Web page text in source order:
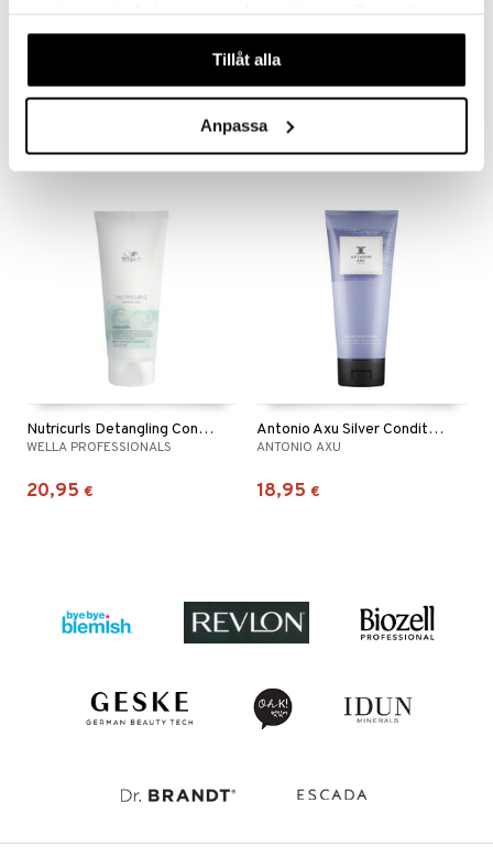
våra cookies vid fortsatt användande av vår webbplats.
Tillåt alla
Anpassa11,95
Nutricurls Detangling Conditioner - Waves & Curls
WELLA PROFESSIONALS
20,95 €
Antonio Axu Silver Conditioner
ANTONIO AXU
18,95 €